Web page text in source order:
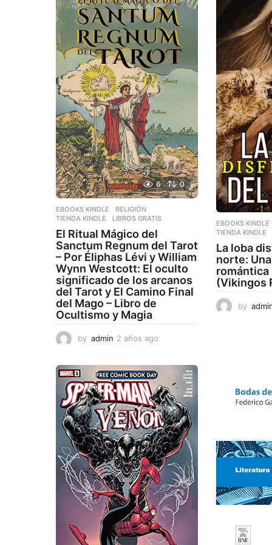
6 0
EBOOKS KINDLE ,RELIGIÓN
TIENDA KINDLE
LIBROS GRATIS
El Ritual Mágico del
Sanctum Regnum del Tarot
– Por Éliphas Lévi y William
Wynn Westcott: El oculto
significado de los arcanos
del Tarot y El Camino Final
del Mago – Libro de
Ocultismo y Magia
by admin 2 años ago
s
a
g
o
EBOOKS KINDLE
TIENDA KINDLE
La loba
norte:
romántica
(Vikingos
by